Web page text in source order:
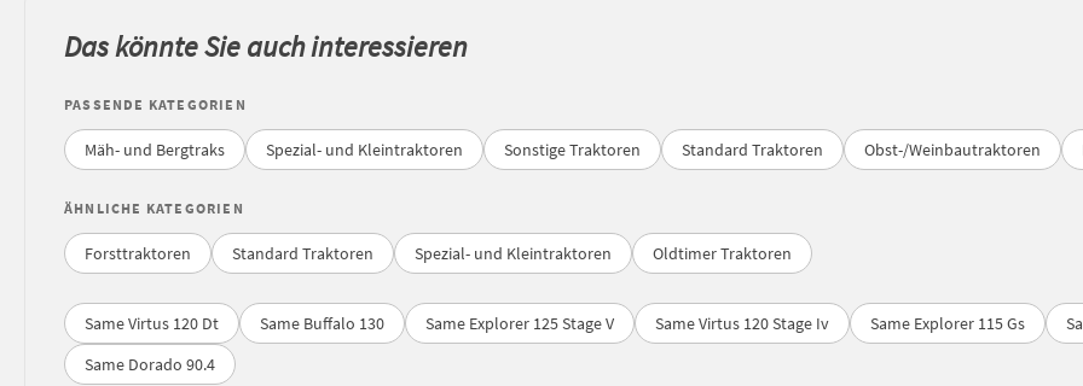
Das könnte Sie auch interessieren
PASSENDE KATEGORIEN
Mäh- und Bergtraks Spezial- und Kleintraktoren Sonstige Traktoren Standard Traktoren Obst-/Weinbautraktoren
ÄHNLICHE KATEGORIEN
Forsttraktoren Standard Traktoren Spezial- und Kleintraktoren Oldtimer Traktoren
Same Virtus 120 Dt Same Buffalo 130 Same Explorer 125 Stage V Same Virtus 120 Stage Iv Same Explorer 115 Gs
Same Dorado 90.4